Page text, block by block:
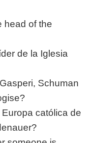
head of the
de la Iglesia
Schuman
católica de